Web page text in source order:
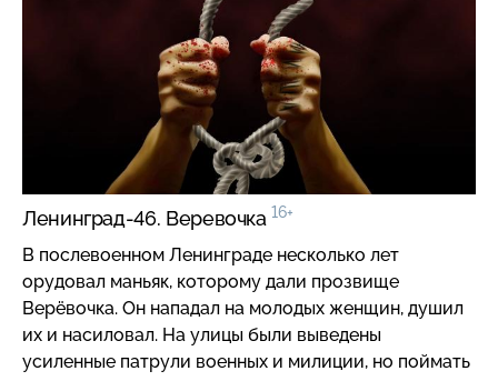
Ленинград-46. Веревочка 16+
В послевоенном Ленинграде несколько лет
орудовал маньяк, которому дали прозвище
Верёвочка. Он нападал на молодых женщин, душил
их и насиловал. На улицы были выведены
усиленные патрули военных и милиции, но поймать